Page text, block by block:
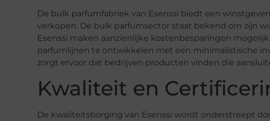
De bulk parfumfabriek van Esenssi biedt een
verkopen. De bulk parfumsector staat bekend om zijn
Esenssi maken aanzienlijke kostenbesparingen
parfumlijnen te ontwikkelen met een minimalistische
zorgt ervoor dat bedrijven producten vinden die
Kwaliteit en
De kwaliteitsborging van Esenssi wordt onderstreept